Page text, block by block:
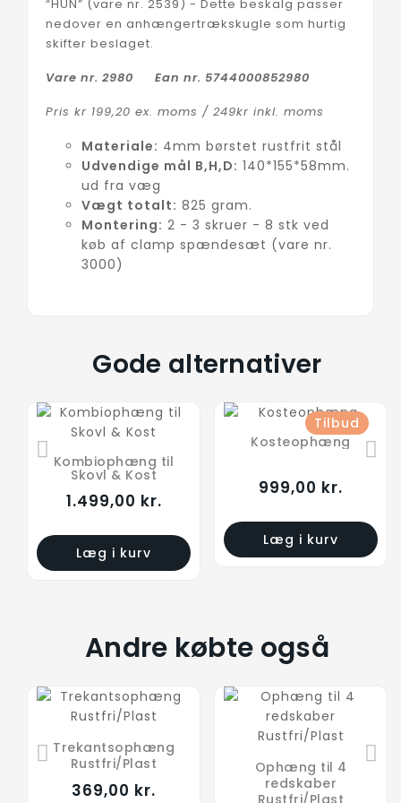
“HUN” (vare nr. 2539) - Dette beskalg passer
nedover en anhængertrækskugle som hurtig
skifter beslaget.
Vare nr. 2980 Ean nr. 5744000852980
Pris kr 199,20 ex. moms / 249kr inkl. moms
Materiale: 4mm børstet rustfrit stål
Udvendige mål B,H,D: 140*155*58mm.
ud fra væg
Vægt totalt: 825 gram.
Montering: 2 - 3 skruer - 8 stk ved
køb af clamp spændesæt (vare nr.
3000)
Gode alternativer
Kombiophæng til
Skovl & Kost
1.499,00 kr.
Læg i kurv
Tilbud
Kosteophæng
999,00 kr.
Læg i kurv
Gasflaskeholder
849,00 kr.
drænskovl/spade
og fork
Universal holder for
alm. skovl og greb
599,00 kr.
med forskellig
rørdiameter til
maskiner mm.
Motorsavsholder
1.199,00 kr.
Redskabsbærer - 4
rør
1.399,00 kr.
Andre købte også
Trekantsophæng
Rustfri/Plast
369,00 kr.
Ophæng til 4
redskaber
Rustfri/Plast